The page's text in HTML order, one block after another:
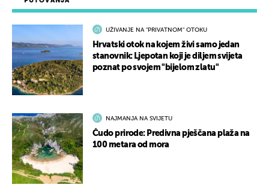
UŽIVANJE NA "PRIVATNOM" OTOKU
Hrvatski otok na kojem živi samo jedan
stanovnik: Ljepotan koji je diljem svijeta
poznat po svojem "bijelom zlatu"
NAJMANJA NA SVIJETU
Čudo prirode: Predivna pješčana plaža na
100 metara od mora